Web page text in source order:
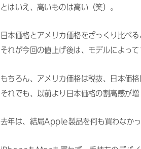
とはいえ、高いものは高い（笑）。
日本価格とアメリカ価格をざっくり比べ
それが今回の値上げ後は、モデルによっ
もちろん、アメリカ価格は税抜、日本価
それでも、以前より日本価格の割高感が増
去年は、結局Apple製品を何も買わなか